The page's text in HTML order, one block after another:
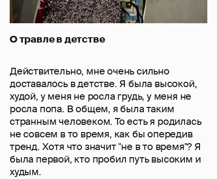
О травле в детстве
Действительно, мне очень сильно
доставалось в детстве. Я была высокой,
худой, у меня не росла грудь, у меня не
росла попа. В общем, я была таким
странным человеком. То есть я родилась
не совсем в то время, как бы опередив
тренд. Хотя что значит "не в то время"? Я
была первой, кто пробил путь высоким и
худым.